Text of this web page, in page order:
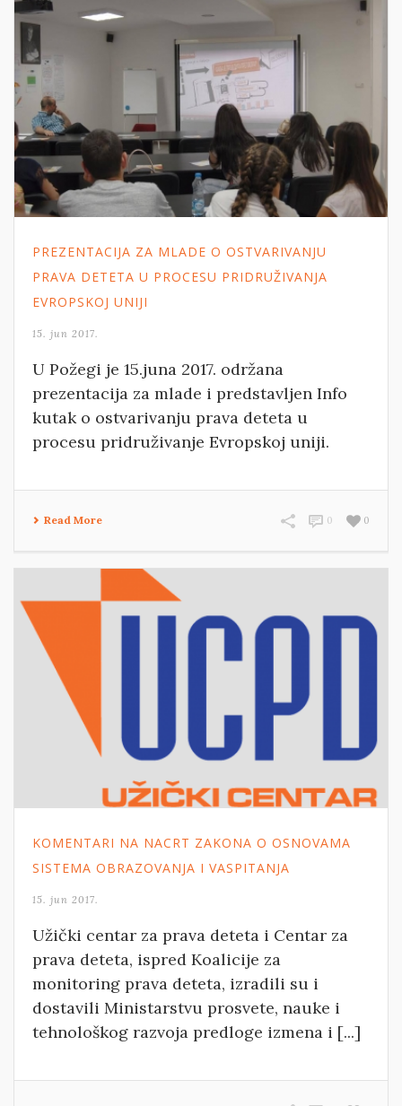
PREZENTACIJA ZA MLADE O OSTVARIVANJU
PRAVA DETETA U PROCESU PRIDRUŽIVANJA
EVROPSKOJ UNIJI
15. jun 2017.
U Požegi je 15.juna 2017. održana
prezentacija za mlade i predstavljen Info
kutak o ostvarivanju prava deteta u
procesu pridruživanje Evropskoj uniji.
Read More 0
0
KOMENTARI NA NACRT ZAKONA O OSNOVAMA
SISTEMA OBRAZOVANJA I VASPITANJA
15. jun 2017.
Užički centar za prava deteta i Centar za
prava deteta, ispred Koalicije za
monitoring prava deteta, izradili su i
dostavili Ministarstvu prosvete, nauke i
tehnološkog razvoja predloge izmena i [...]